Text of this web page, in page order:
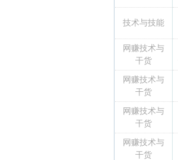
技术与技能
网赚技术与
干货
网赚技术与
干货
网赚技术与
干货
网赚技术与
干货